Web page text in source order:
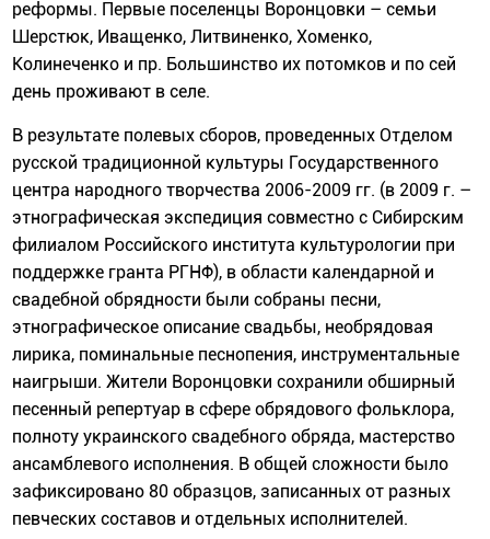
реформы. Первые поселенцы Воронцовки – семьи
Шерстюк, Иващенко, Литвиненко, Хоменко,
Колинеченко и пр. Большинство их потомков и по сей
день проживают в селе.
В результате полевых сборов, проведенных Отделом
русской традиционной культуры Государственного
центра народного творчества 2006-2009 гг. (в 2009 г. –
этнографическая экспедиция совместно с Сибирским
филиалом Российского института культурологии при
поддержке гранта РГНФ), в области календарной и
свадебной обрядности были собраны песни,
этнографическое описание свадьбы, необрядовая
лирика, поминальные песнопения, инструментальные
наигрыши. Жители Воронцовки сохранили обширный
песенный репертуар в сфере обрядового фольклора,
полноту украинского свадебного обряда, мастерство
ансамблевого исполнения. В общей сложности было
зафиксировано 80 образцов, записанных от разных
певческих составов и отдельных исполнителей.